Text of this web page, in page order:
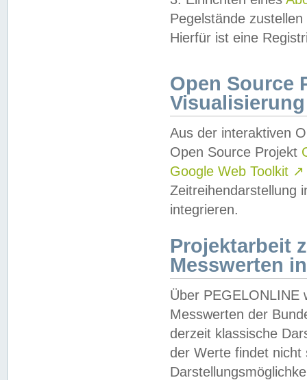
Pegelstände
Hierfür ist eine
Open Source
Visualisierung
Aus der interaktiven
Open Source Projekt
Google Web Toolkit ↗
Zeitreihendarstellung
integrieren.
Projektarbeit
Messwerten
Über PEGELONLINE
Messwerten der
derzeit klassische
der Werte findet